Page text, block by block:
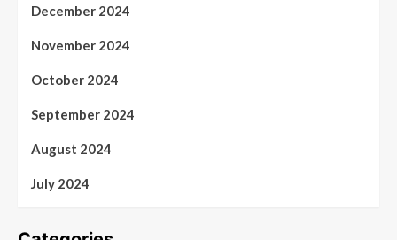
December 2024
November 2024
October 2024
September 2024
August 2024
July 2024